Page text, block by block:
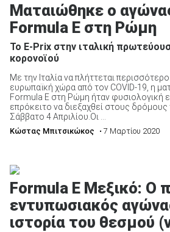
Ματαιώθηκε ο
Formula E στη Ρώμη
Το E-Prix στην ιταλική
κορονοϊού
Με την Ιταλία να πλήττεται
ευρωπαϊκή χώρα από τον COVID-19, η
Formula E στη Ρώμη ήταν φυσιολογική
επρόκειτο να διεξαχθεί στους δρόμους
Σάββατο 4 Απριλίου.Οι ...
Κώστας Μπιτσικώκος • 7 Μαρτίου 2020
Formula E Μεξικό: Ο
εντυπωσιακός
ιστορία του θεσμού